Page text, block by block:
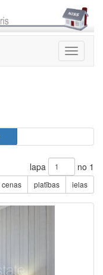
Toggle
lapa no 1
cenas platības ielas